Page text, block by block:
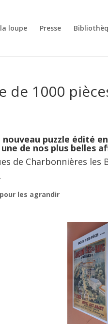
loupe Presse
de 1000
puzzle édité
de nos plus belles
de Charbonnières les
les agrandir